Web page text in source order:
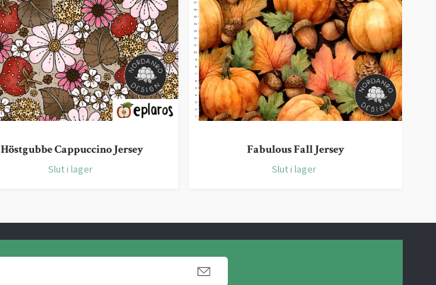
Höstgubbe Cappuccino Jersey
Slut i lager
Fabulous Fall Jersey
Slut i lager